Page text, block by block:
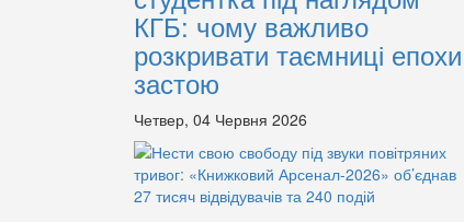
КГБ: чому важливо
розкривати таємниці епохи
застою
Четвер, 04 Червня 2026